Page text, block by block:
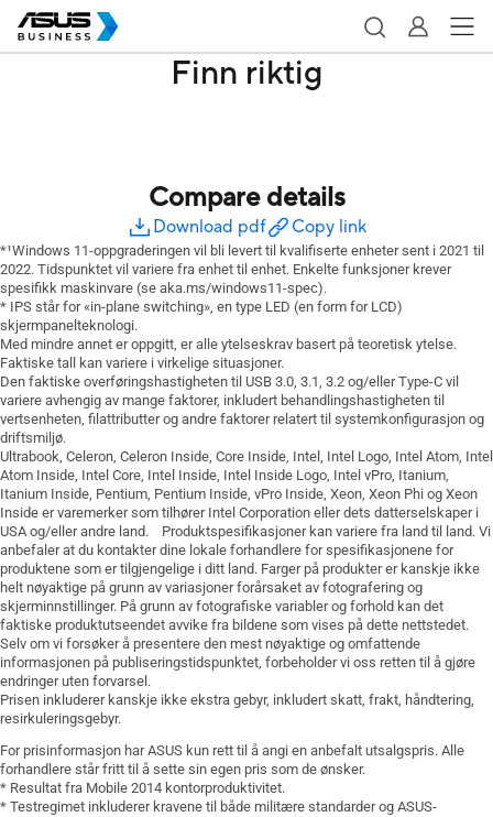
Finn riktig
Compare details
Download pdf Copy link
*¹Windows 11-oppgraderingen vil bli levert til kvalifiserte enheter sent i 2021 til
2022. Tidspunktet vil variere fra enhet til enhet. Enkelte funksjoner krever
spesifikk maskinvare (se aka.ms/windows11-spec).
* IPS står for «in-plane switching», en type LED (en form for LCD)
skjermpanelteknologi.
Med mindre annet er oppgitt, er alle ytelseskrav basert på teoretisk ytelse.
Faktiske tall kan variere i virkelige situasjoner.
Den faktiske overføringshastigheten til USB 3.0, 3.1, 3.2 og/eller Type-C vil
variere avhengig av mange faktorer, inkludert behandlingshastigheten til
vertsenheten, filattributter og andre faktorer relatert til systemkonfigurasjon og
driftsmiljø.
Ultrabook, Celeron, Celeron Inside, Core Inside, Intel, Intel Logo, Intel Atom, Intel
Atom Inside, Intel Core, Intel Inside, Intel Inside Logo, Intel vPro, Itanium,
Itanium Inside, Pentium, Pentium Inside, vPro Inside, Xeon, Xeon Phi og Xeon
Inside er varemerker som tilhører Intel Corporation eller dets datterselskaper i
USA og/eller andre land. Produktspesifikasjoner kan variere fra land til land. Vi
anbefaler at du kontakter dine lokale forhandlere for spesifikasjonene for
produktene som er tilgjengelige i ditt land. Farger på produkter er kanskje ikke
helt nøyaktige på grunn av variasjoner forårsaket av fotografering og
skjerminnstillinger. På grunn av fotografiske variabler og forhold kan det
faktiske produktutseendet avvike fra bildene som vises på dette nettstedet.
Selv om vi forsøker å presentere den mest nøyaktige og omfattende
informasjonen på publiseringstidspunktet, forbeholder vi oss retten til å gjøre
endringer uten forvarsel.
Prisen inkluderer kanskje ikke ekstra gebyr, inkludert skatt, frakt, håndtering,
resirkuleringsgebyr.
For prisinformasjon har ASUS kun rett til å angi en anbefalt utsalgspris. Alle
forhandlere står fritt til å sette sin egen pris som de ønsker.
* Resultat fra Mobile 2014 kontorproduktivitet.
* Testregimet inkluderer kravene til både militære standarder og ASUS-